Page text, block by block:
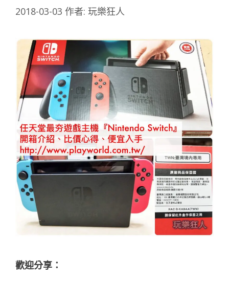
2018-03-03 作者: 玩樂狂人
歡迎分享：